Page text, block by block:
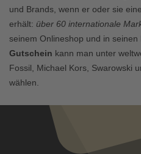
und Brands, wenn er oder sie eine
erhält: über 60 internationale
seinem Onlineshop und in
Gutschein kann man unter
Fossil, Michael Kors, Swarowski
wählen.